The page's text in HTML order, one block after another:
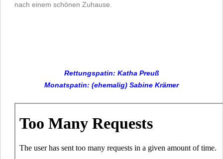
nach einem schönen Zuhause.
Rettungspatin: Katha Preuß
Monatspatin: (ehemalig) Sabine Krämer